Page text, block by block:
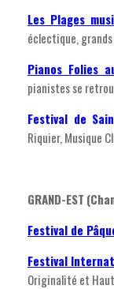
Les Plages
éclectique,
Pianos Folies
pianistes se
Festival de
Riquier, Musique
GRAND-EST
Festival de
Festival
Originalité et